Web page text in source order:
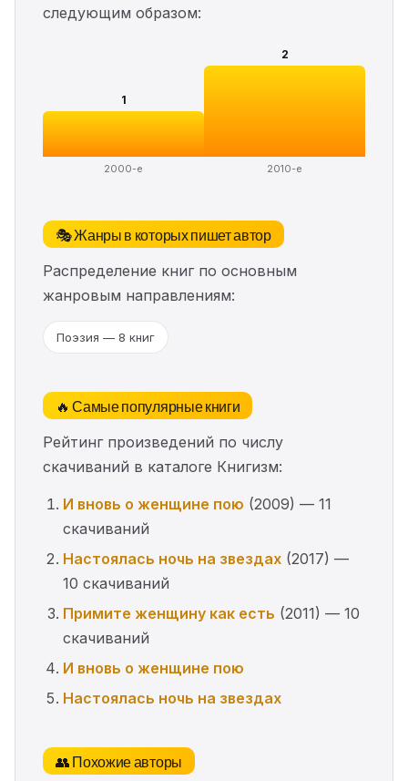
следующим образом:
1
2000-е
2
2010-е
🎭 Жанры в которых пишет автор
Распределение книг по основным
жанровым направлениям:
Поэзия — 8 книг
🔥 Самые популярные книги
Рейтинг произведений по числу
скачиваний в каталоге Книгизм:
И вновь о женщине пою (2009) — 11
скачиваний
Настоялась ночь на звездах (2017) —
10 скачиваний
Примите женщину как есть (2011) — 10
скачиваний
И вновь о женщине пою
Настоялась ночь на звездах
👥 Похожие авторы